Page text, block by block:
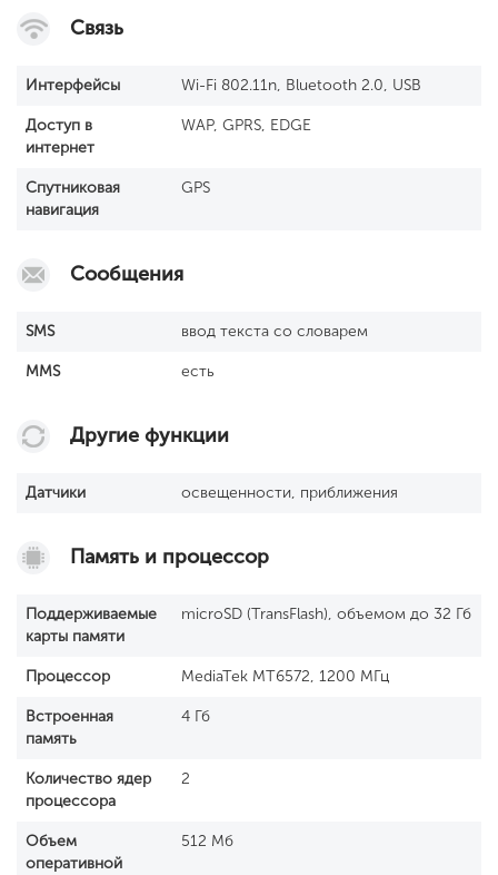
Связь
Интерфейсы Wi-Fi 802.11n, Bluetooth 2.0, USB
Доступ в
интернет
WAP, GPRS, EDGE
Спутниковая
навигация
GPS
Сообщения
SМS ввод текста со словарем
MMS есть
Другие функции
Датчики освещенности, приближения
Память и процессор
Поддерживаемые
карты памяти
microSD (TransFlash), объемом до 32 Гб
Процессор MediaTek MT6572, 1200 МГц
Встроенная
память
4 Гб
Количество ядер
процессора
2
Объем
оперативной
512 Мб